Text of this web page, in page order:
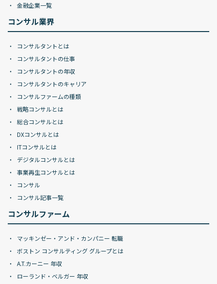
金融企業一覧
コンサル業界
コンサルタントとは
コンサルタントの仕事
コンサルタントの年収
コンサルタントのキャリア
コンサルファームの種類
戦略コンサルとは
総合コンサルとは
DXコンサルとは
ITコンサルとは
デジタルコンサルとは
事業再生コンサルとは
コンサル
コンサル記事一覧
コンサルファーム
マッキンゼー・アンド・カンパニー 転職
ボストン コンサルティング グループとは
A.T.カーニー 年収
ローランド・ベルガー 年収